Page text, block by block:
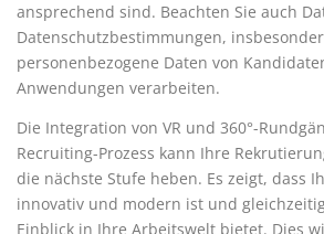
ansprechend sind. Beachten Sie auch
Datenschutzbestimmungen,
personenbezogene Daten von
Anwendungen verarbeiten.
Die Integration von VR und 360°-
Recruiting-Prozess kann Ihre
die nächste Stufe heben. Es zeigt, dass
innovativ und modern ist und
Einblick in Ihre Arbeitswelt bietet. Dies